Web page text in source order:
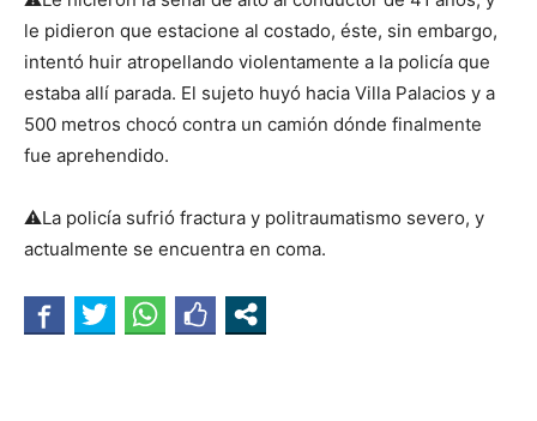
le pidieron que estacione al costado, éste, sin embargo,
intentó huir atropellando violentamente a la policía que
estaba allí parada. El sujeto huyó hacia Villa Palacios y a
500 metros chocó contra un camión dónde finalmente
fue aprehendido.
⚠La policía sufrió fractura y politraumatismo severo, y
actualmente se encuentra en coma.